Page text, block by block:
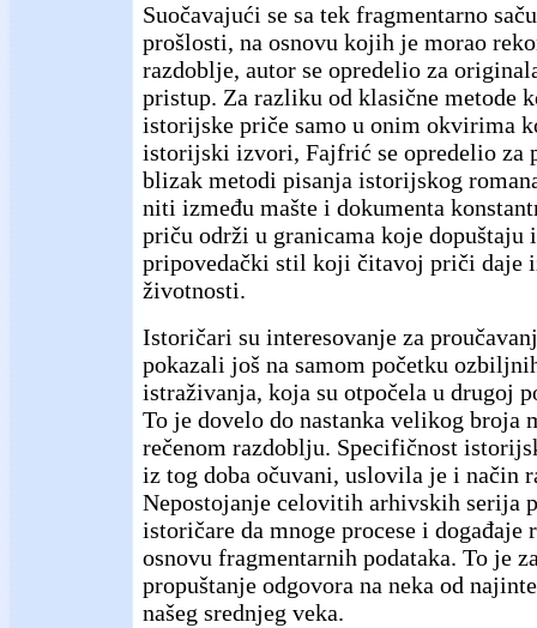
Suočavajući se sa tek fragmentarno
prošlosti, na osnovu kojih je morao
razdoblje, autor se opredelio za
pristup. Za razliku od klasične metode
istorijske priče samo u onim okvirima
istorijski izvori, Fajfrić se opredelio za
blizak metodi pisanja istorijskog
niti između mašte i dokumenta
priču održi u granicama koje
pripovedački stil koji čitavoj priči daje
životnosti.
Istoričari su interesovanje za
pokazali još na samom početku
istraživanja, koja su otpočela u drugoj
To je dovelo do nastanka velikog broja
rečenom razdoblju. Specifičnost
iz tog doba očuvani, uslovila je i način
Nepostojanje celovitih arhivskih serija
istoričare da mnoge procese i događaje
osnovu fragmentarnih podataka. To je
propuštanje odgovora na neka od
našeg srednjeg veka.